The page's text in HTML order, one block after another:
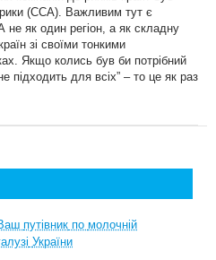
(ССА). Важливим тут є
не як один регіон, а як складну
зі своїми тонкими
Якщо колись був би потрібний
підходить для всіх” – то це як раз
путівник по молочній
України